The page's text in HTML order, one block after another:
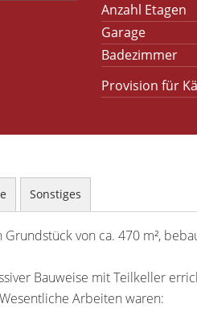
Anzahl Etagen
Garage
Badezimmer
Provision für
Sonstiges
von ca. 470 m²,
Bauweise mit Teilkeller
Arbeiten waren: